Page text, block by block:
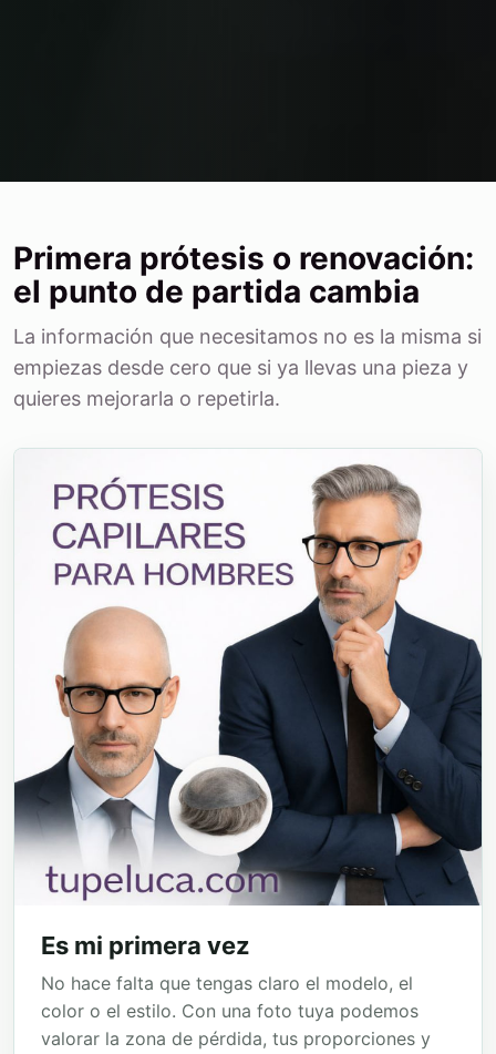
Primera prótesis o renovación:
el punto de partida cambia
La información que necesitamos no es la misma si
empiezas desde cero que si ya llevas una pieza y
quieres mejorarla o repetirla.
Es mi primera vez
No hace falta que tengas claro el modelo, el
color o el estilo. Con una foto tuya podemos
valorar la zona de pérdida, tus proporciones y